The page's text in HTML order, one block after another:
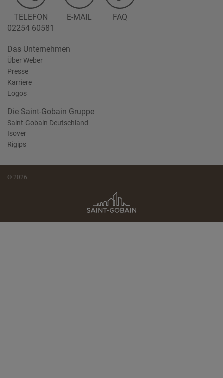
TELEFON
02254 60581
E-MAIL FAQ
Das Unternehmen
Über Weber
Presse
Karriere
Logos
Die Saint-Gobain Gruppe
Saint-Gobain Deutschland
Isover
Rigips
© 2026